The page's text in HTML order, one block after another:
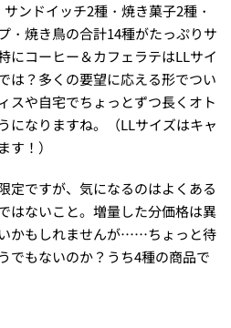
ンドイッチ2種・焼き菓子2種・
・焼き鳥の合計14種がたっぷりサ
にコーヒー＆カフェラテはLLサイ
は？多くの要望に応える形でつい
スや自宅でちょっとずつ長くオト
になりますね。（LLサイズはキャ
！）
定ですが、気になるのはよくある
はないこと。増量した分価格は異
かもしれませんが……ちょっと待
でもないのか？うち4種の商品で